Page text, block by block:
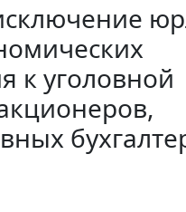
к уголовной